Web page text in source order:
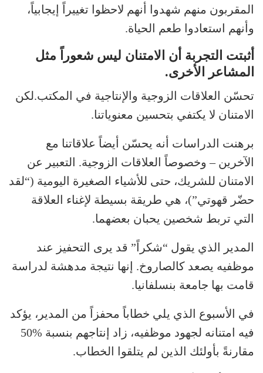
المقربون منهم شهدوا أنهم لاحظوا تغييراً إيجابياً،
وأنهم استعادوا طعم الحياة.
أثبتت التجربة أن الامتنان ليس شعوراً مثل
المشاعر الأخرى.
تحسّن العلاقات الزوجية والإنتاجية في المكتب.لكن
الامتنان لا يكتفي بتحسين معنوياتنا.
برهنت الدراسات أنه يحسّن أيضاً علاقاتنا مع
الآخرين – وخصوصاً العلاقات الزوجية. التعبير عن
الامتنان للشريك، حتى للأشياء الصغيرة اليومية (“لقد
حضّر قهوتي”)، هي طريقة بسيطة لإغناء العلاقة
التي تربط شخصين يحبان بعضهما.
المدير الذي يقول “شكراً” قد يرى التحفيز عند
موظفيه يصعد كالصاروخ. إنها نتيجة مدهشة لدراسة
قامت بها جامعة بنسلفانيا.
في الأسبوع الذي يلي خطاباً محفزاً من المدير، يؤكد
فيه امتنانه لجهود موظفيه، زاد إنتاجهم بنسبة %50
مقارنةً بأولئك الذين لم يتلقوا الخطاب.